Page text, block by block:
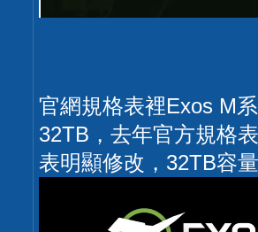
官網規格表裡Exos M
32TB，去年官方規格
表明顯修改，32TB容